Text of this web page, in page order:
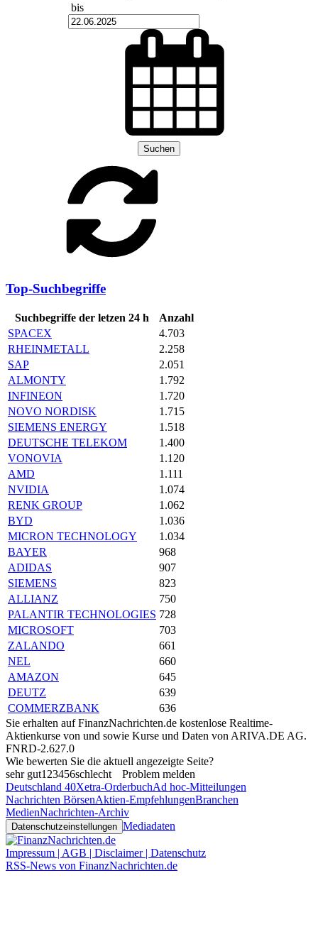
bis
Suchen
Top-Suchbegriffe
Suchbegriffe der letzen 24 h
Anzahl
SPACEX
4.703
RHEINMETALL
2.258
SAP
2.051
ALMONTY
1.792
INFINEON
1.720
NOVO NORDISK
1.715
SIEMENS ENERGY
1.518
DEUTSCHE TELEKOM
1.400
VONOVIA
1.120
AMD
1.111
NVIDIA
1.074
RENK GROUP
1.062
BYD
1.036
MICRON TECHNOLOGY
1.034
BAYER
968
ADIDAS
907
SIEMENS
823
ALLIANZ
750
PALANTIR TECHNOLOGIES 728
MICROSOFT
703
ZALANDO
661
NEL
660
AMAZON
645
DEUTZ
639
COMMERZBANK
636
Sie erhalten auf FinanzNachrichten.de kostenlose Realtime-
Aktienkurse von und sowie Kurse und Daten von ARIVA.DE AG.
FNRD-2.627.0
Wie bewerten Sie die aktuell angezeigte Seite?
sehr gut1 23456schlecht
Problem melden
Deutschland 40Xetra-OrderbuchAd hoc-Mitteilungen
Nachrichten BörsenAktien-EmpfehlungenBranchen
MedienNachrichten-Archiv
Datenschutzeinstellungen Mediadaten
Impressum | AGB | Disclaimer | Datenschutz
RSS-News von FinanzNachrichten.de